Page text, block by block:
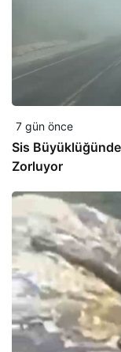
7 gün önce
Sis
Zorluyor